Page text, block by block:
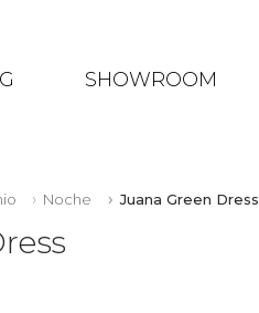
SHOWROOM
Noche Juana Green Dress